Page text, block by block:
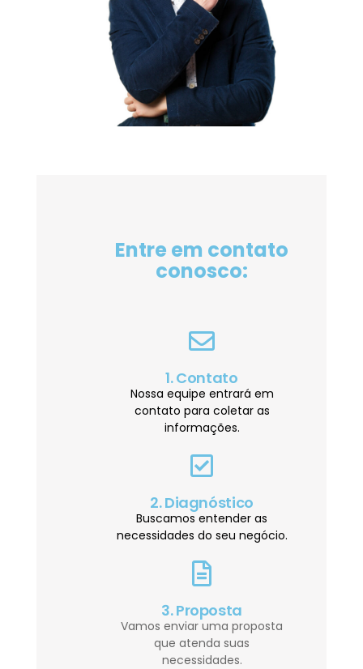
Entre em contato
conosco:
1. Contato
Nossa equipe entrará em
contato para coletar as
informações.
2. Diagnóstico
Buscamos entender as
necessidades do seu negócio.
3. Proposta
Vamos enviar uma proposta
que atenda suas
necessidades.